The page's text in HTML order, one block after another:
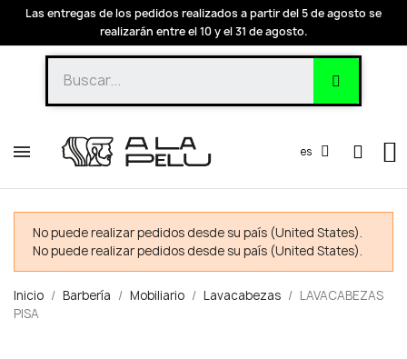
Las entregas de los pedidos realizados a partir del 5 de agosto se
realizarán entre el 10 y el 31 de agosto.
es
No puede realizar pedidos desde su país (United States).
No puede realizar pedidos desde su país (United States).
Inicio Barbería Mobiliario Lavacabezas
LAVACABEZAS
PISA